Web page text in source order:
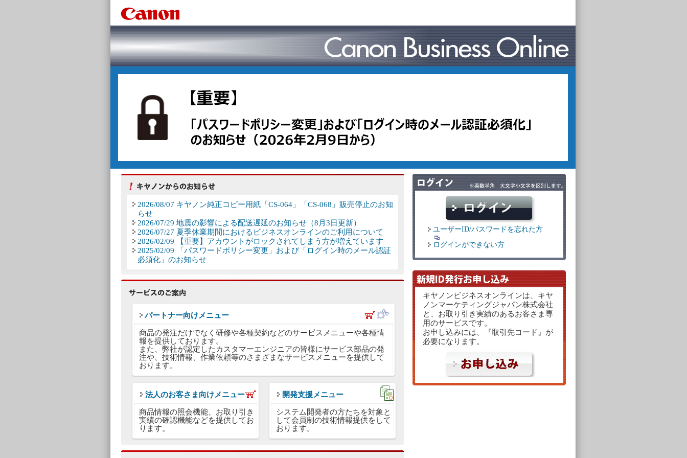
2026/08/07 キヤノン純正コピー用紙「CS-064」「CS-068」販売停止のお知
らせ
2026/07/29 地震の影響による配送遅延のお知らせ（8月3日更新）
2026/07/27 夏季休業期間におけるビジネスオンラインのご利用について
2026/02/09 【重要】アカウントがロックされてしまう方が増えています
2025/02/09 「パスワードポリシー変更」および「ログイン時のメール認証
必須化」のお知らせ
ユーザーID/パスワードを忘れた方
ログインができない方
キヤノンビジネスオンラインは、キヤ
ノンマーケティングジャパン株式会社
と、お取り引き実績のあるお客さま専
用のサービスです。
お申し込みには、『取引先コード』が
必要になります。
パートナー向けメニュー
商品の発注だけでなく研修や各種契約などのサービスメニューや各種情
報を提供しております。
また、弊社が認定したカスタマーエンジニアの皆様にサービス部品の発
注や、技術情報、作業依頼等のさまざまなサービスメニューを提供して
おります。
法人のお客さま向けメニュー
商品情報の照会機能、お取り引き
実績の確認機能などを提供してお
ります。
開発支援メニュー
システム開発者の方たちを対象と
して会員制の技術情報提供をして
おります。